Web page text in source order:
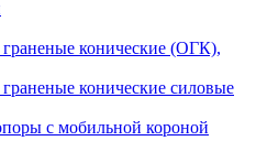
конические (ОГК),
конические силовые
с мобильной короной